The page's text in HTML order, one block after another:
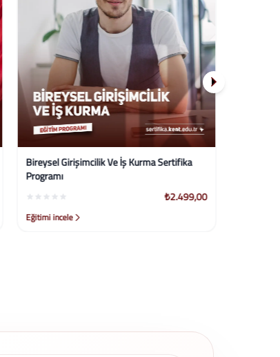
Laboratuvar Yönetiminde Temel Analizler
Sertifika Programı
₺2.499,00
Eğitimi incele